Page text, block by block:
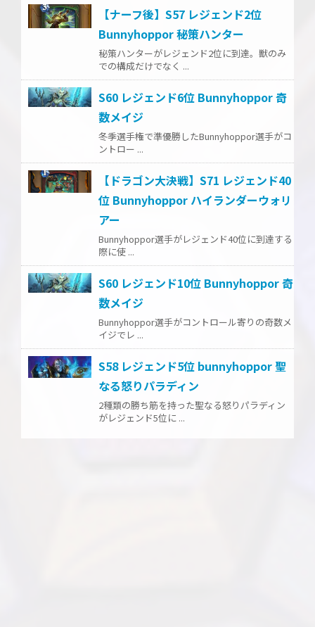
【ナーフ後】S57 レジェンド2位
Bunnyhoppor 秘策ハンター
秘策ハンターがレジェンド2位に到達。獣のみ
での構成だけでなく ...
S60 レジェンド6位 Bunnyhoppor 奇
数メイジ
冬季選手権で準優勝したBunnyhoppor選手がコ
ントロー ...
【ドラゴン大決戦】S71 レジェンド40
位 Bunnyhoppor ハイランダーウォリ
アー
Bunnyhoppor選手がレジェンド40位に到達する
際に使 ...
S60 レジェンド10位 Bunnyhoppor 奇
数メイジ
Bunnyhoppor選手がコントロール寄りの奇数メ
イジでレ ...
S58 レジェンド5位 bunnyhoppor 聖
なる怒りパラディン
2種類の勝ち筋を持った聖なる怒りパラディン
がレジェンド5位に ...